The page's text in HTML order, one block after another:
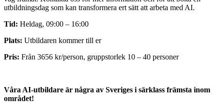
utbildningsdag som kan transformera ert sätt att arbeta med AI.
Tid: Heldag, 09:00 – 16:00
Plats: Utbildaren kommer till er
Pris: Från 3656 kr/person, gruppstorlek 10 – 40 personer
Våra AI-utbildare är några av Sveriges i särklass främsta inom
området!